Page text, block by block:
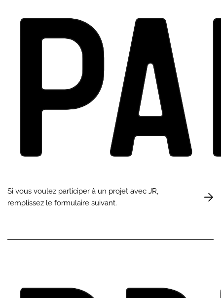
Si vous voulez participer à un projet avec JR,
remplissez le formulaire suivant.